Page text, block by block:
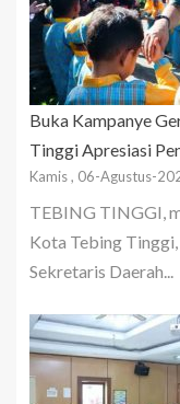
Buka Kampanye
Tinggi Apresiasi
Kamis , 06-Agustus-
TEBING TINGGI,
Kota Tebing
Sekretaris Daerah...